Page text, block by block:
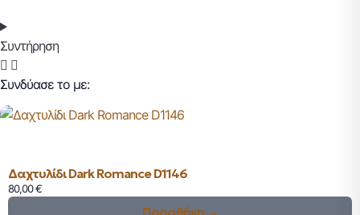
Συντήρηση
Συνδύασε το με:
Δαχτυλίδι Dark Romance D1146
80,00€
Προσθήκη →